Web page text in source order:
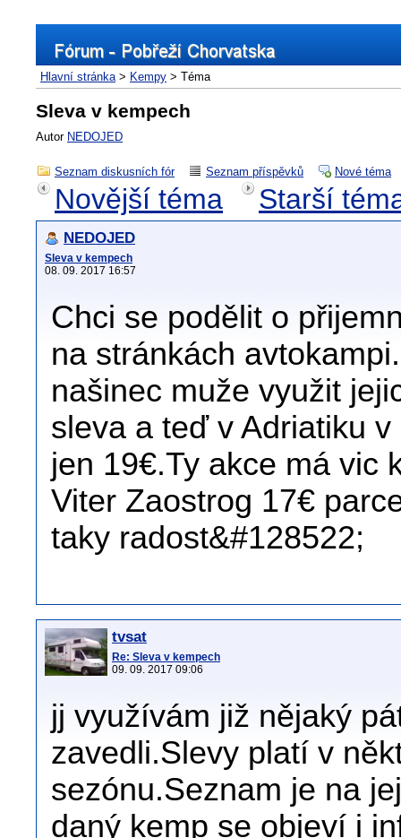
Hlavní stránka> Kempy > Téma
Sleva v kempech
Autor NEDOJED
Seznam diskusních fór Seznam příspěvků Nové téma
Novější téma Starší
NEDOJED
Sleva v kempech
08. 09. 2017 16:57
Chci se podělit o
na stránkách
našinec muže využit
sleva a teď v Adriatiku
jen 19€.Ty akce má vic
Viter Zaostrog 17€
taky radost&#128522;
tvsat
Re: Sleva v kempech
09. 09. 2017 09:06
jj využívám již nějaký
zavedli.Slevy platí v
sezónu.Seznam je na
daný kemp se objeví i